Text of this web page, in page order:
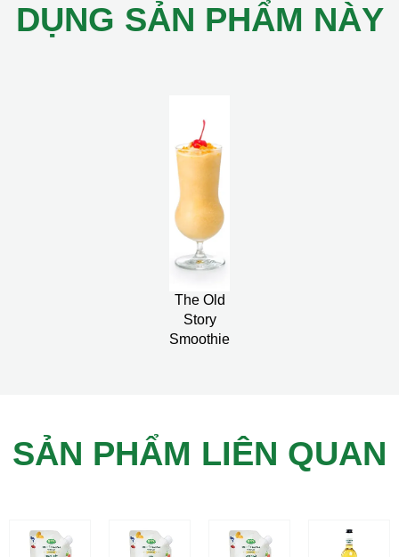
DỤNG SẢN PHẨM NÀY
The Old
Story
Smoothie
SẢN PHẨM LIÊN QUAN